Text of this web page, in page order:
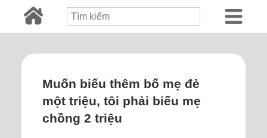
Muốn biếu thêm bố mẹ đẻ
một triệu, tôi phải biếu mẹ
chồng 2 triệu